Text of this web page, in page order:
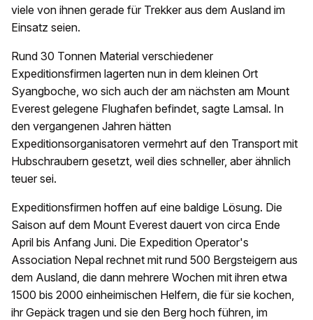
viele von ihnen gerade für Trekker aus dem Ausland im
Einsatz seien.
Rund 30 Tonnen Material verschiedener
Expeditionsfirmen lagerten nun in dem kleinen Ort
Syangboche, wo sich auch der am nächsten am Mount
Everest gelegene Flughafen befindet, sagte Lamsal. In
den vergangenen Jahren hätten
Expeditionsorganisatoren vermehrt auf den Transport mit
Hubschraubern gesetzt, weil dies schneller, aber ähnlich
teuer sei.
Expeditionsfirmen hoffen auf eine baldige Lösung. Die
Saison auf dem Mount Everest dauert von circa Ende
April bis Anfang Juni. Die Expedition Operator's
Association Nepal rechnet mit rund 500 Bergsteigern aus
dem Ausland, die dann mehrere Wochen mit ihren etwa
1500 bis 2000 einheimischen Helfern, die für sie kochen,
ihr Gepäck tragen und sie den Berg hoch führen, im